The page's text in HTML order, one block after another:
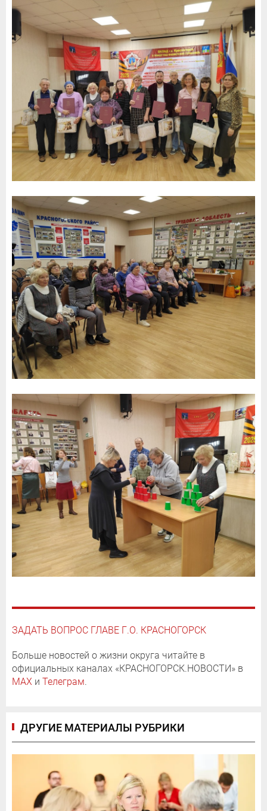
ЗАДАТЬ ВОПРОС ГЛАВЕ Г.О. КРАСНОГОРСК
Больше новостей о жизни округа читайте в
официальных каналах «КРАСНОГОРСК.НОВОСТИ» в
MAX и Телеграм.
ДРУГИЕ МАТЕРИАЛЫ РУБРИКИ